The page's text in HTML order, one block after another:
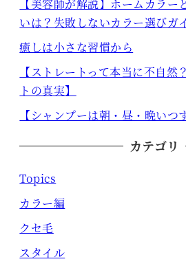
【美容師が解説】ホームカラー
いは？失敗しないカラー選びガ
癒しは小さな習慣から
【ストレートって本当に不自然
トの真実】
【シャンプーは朝・昼・晩いつ
カテゴリ
Topics
カラー編
クセ毛
スタイル